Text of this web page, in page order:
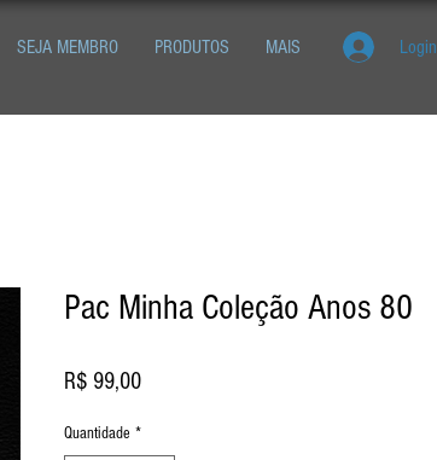
SEJA MEMBRO PRODUTOS MAIS Login
Pac Minha Coleção Anos 80
R$ 99,00Preço
Quantidade *